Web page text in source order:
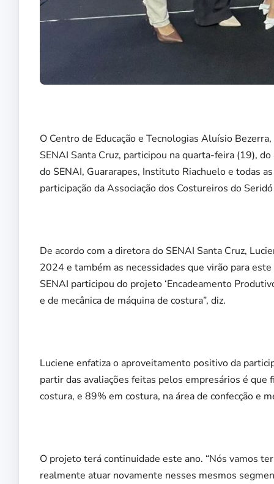
O Centro de Educação e Tecnologias Aluísio
SENAI Santa Cruz, participou na quarta-feira (19),
do SENAI, Guararapes, Instituto Riachuelo e todas
participação da Associação dos Costureiros do
De acordo com a diretora do SENAI Santa Cruz,
2024 e também as necessidades que virão para
SENAI participou do projeto ‘Encadeamento
e de mecânica de máquina de costura”, diz.
Luciene enfatiza o aproveitamento positivo da
partir das avaliações feitas pelos empresários é
costura, e 89% em costura, na área de confecção e
O projeto terá continuidade este ano. “Nós vamos
realmente atuar novamente nesses mesmos